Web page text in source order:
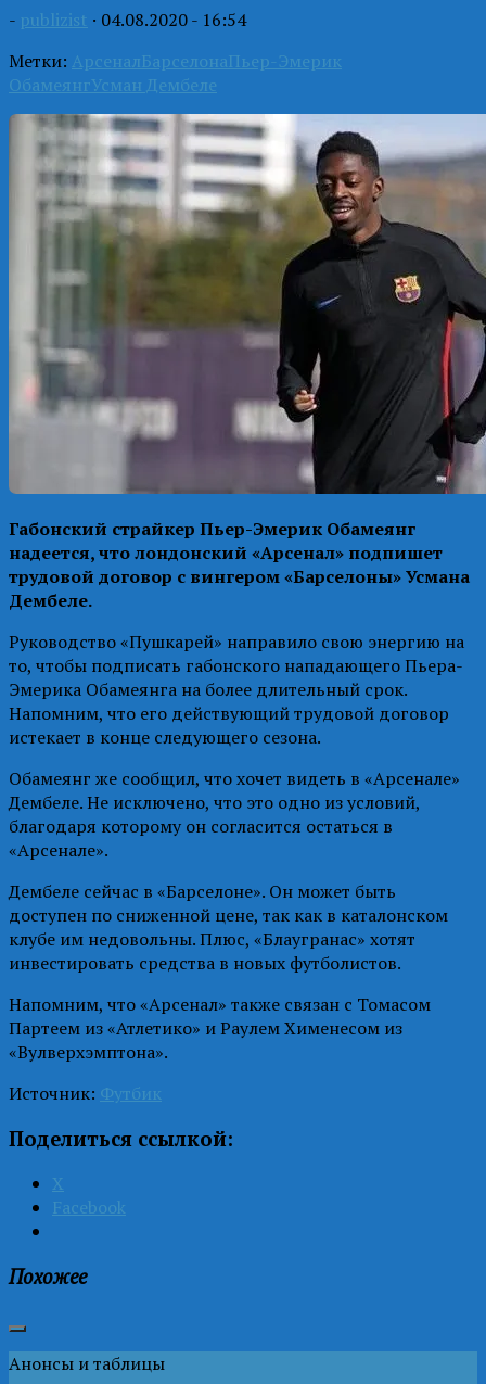
- publizist · 04.08.2020 - 16:54
Метки: АрсеналБарселонаПьер-Эмерик
ОбамеянгУсман Дембеле
Габонский страйкер Пьер-Эмерик Обамеянг
надеется, что лондонский «Арсенал» подпишет
трудовой договор с вингером «Барселоны» Усмана
Дембеле.
Руководство «Пушкарей» направило свою энергию на
то, чтобы подписать габонского нападающего Пьера-
Эмерика Обамеянга на более длительный срок.
Напомним, что его действующий трудовой договор
истекает в конце следующего сезона.
Обамеянг же сообщил, что хочет видеть в «Арсенале»
Дембеле. Не исключено, что это одно из условий,
благодаря которому он согласится остаться в
«Арсенале».
Дембеле сейчас в «Барселоне». Он может быть
доступен по сниженной цене, так как в каталонском
клубе им недовольны. Плюс, «Блаугранас» хотят
инвестировать средства в новых футболистов.
Напомним, что «Арсенал» также связан с Томасом
Партеем из «Атлетико» и Раулем Хименесом из
«Вулверхэмптона».
Источник: Футбик
Поделиться ссылкой:
X
Facebook
Похожее
Анонсы и таблицы